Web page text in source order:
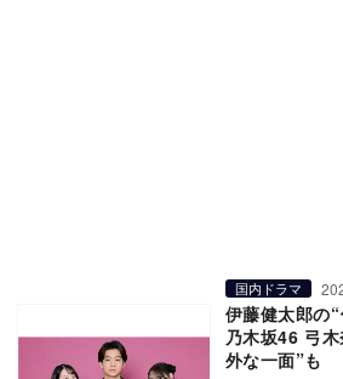
国内ドラマ
伊藤健太郎の
乃木坂46 弓
外な一面”も